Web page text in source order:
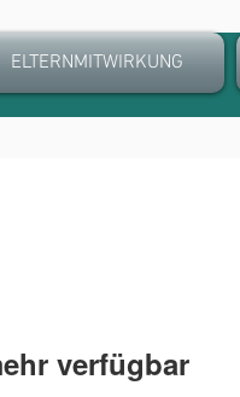
ELTERNMITWIRKUNG
verfügbar